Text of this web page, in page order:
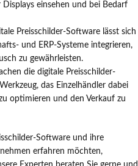
einsehen und bei Bedarf
Preisschilder-Software lässt sich
und ERP-Systeme integrieren,
zu gewährleisten.
die digitale Preisschilder-
das Einzelhändler dabei
optimieren und den Verkauf zu
Software und ihre
erfahren möchten,